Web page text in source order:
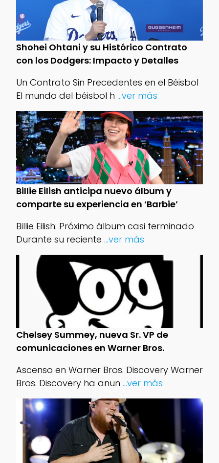
Shohei Ohtani y su Histórico Contrato
con los Dodgers: Impacto y Detalles
Un Contrato Sin Precedentes en el Béisbol
El mundo del béisbol h ...ver más
Billie Eilish anticipa nuevo álbum y
comparte su experiencia en ‘Barbie’
Billie Eilish: Próximo álbum casi terminado
Durante su reciente ...ver más
Chelsey Summey, nueva Sr. VP de
comunicaciones en Warner Bros.
Ascenso en Warner Bros. Discovery Warner
Bros. Discovery ha anun ...ver más